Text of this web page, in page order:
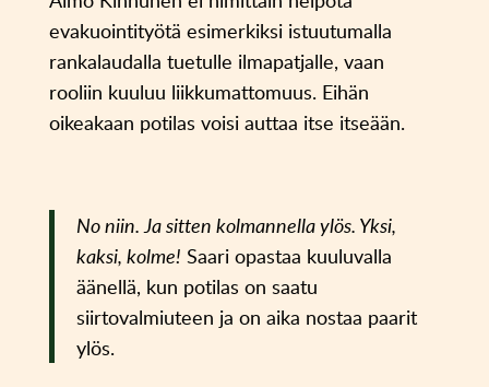
evakuointityötä esimerkiksi istuutumalla
rankalaudalla tuetulle ilmapatjalle, vaan
rooliin kuuluu liikkumattomuus. Eihän
oikeakaan potilas voisi auttaa itse itseään.
No niin. Ja sitten kolmannella ylös. Yksi,
kaksi, kolme! Saari opastaa kuuluvalla
äänellä, kun potilas on saatu
siirtovalmiuteen ja on aika nostaa paarit
ylös.